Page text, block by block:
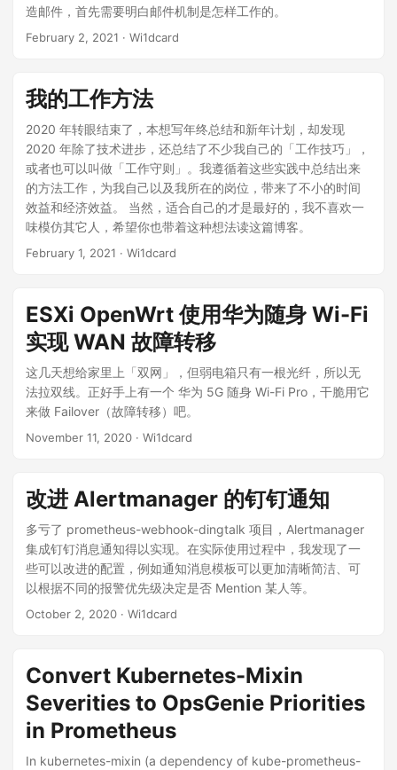
造邮件，首先需要明白邮件机制是怎样工作的。
February 2, 2021 · Wi1dcard
我的工作方法
2020 年转眼结束了，本想写年终总结和新年计划，却发现
2020 年除了技术进步，还总结了不少我自己的「工作技巧」，
或者也可以叫做「工作守则」。我遵循着这些实践中总结出来
的方法工作，为我自己以及我所在的岗位，带来了不小的时间
效益和经济效益。 当然，适合自己的才是最好的，我不喜欢一
味模仿其它人，希望你也带着这种想法读这篇博客。
February 1, 2021 · Wi1dcard
ESXi OpenWrt 使用华为随身 Wi-Fi
实现 WAN 故障转移
这几天想给家里上「双网」，但弱电箱只有一根光纤，所以无
法拉双线。正好手上有一个 华为 5G 随身 Wi-Fi Pro，干脆用它
来做 Failover（故障转移）吧。
November 11, 2020 · Wi1dcard
改进 Alertmanager 的钉钉通知
多亏了 prometheus-webhook-dingtalk 项目，Alertmanager
集成钉钉消息通知得以实现。在实际使用过程中，我发现了一
些可以改进的配置，例如通知消息模板可以更加清晰简洁、可
以根据不同的报警优先级决定是否 Mention 某人等。
October 2, 2020 · Wi1dcard
Convert Kubernetes-Mixin
Severities to OpsGenie Priorities
in Prometheus
In kubernetes-mixin (a dependency of kube-prometheus-